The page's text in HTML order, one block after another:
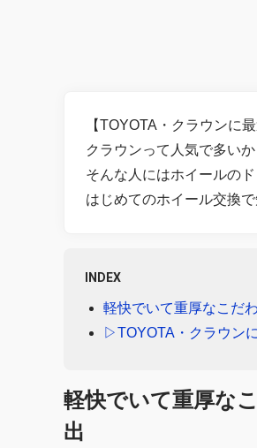
【TOYOTA・クラウン
クラウンって人気で多い
そんな人にはホイールの
はじめてのホイール交換
INDEX
軽快でいて重厚なこだ
▷TOYOTA・クラウン
軽快でいて重厚な
出